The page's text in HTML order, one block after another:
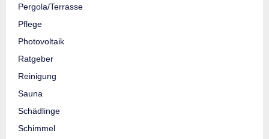
Pergola/Terrasse
Pflege
Photovoltaik
Ratgeber
Reinigung
Sauna
Schädlinge
Schimmel